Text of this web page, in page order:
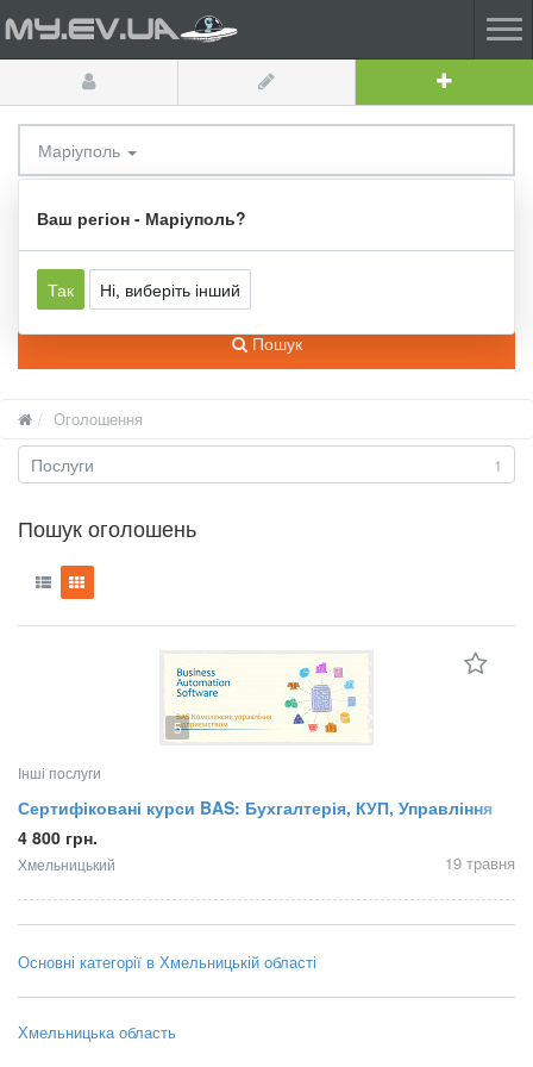
Маріуполь
Ваш регіон - Маріуполь?
Так Ні, виберіть інший
Усі категорії
Пошук
Оголошення
1
Послуги
Пошук оголошень
5
Інші послуги
Сертифіковані курси BAS: Бухгалтерія, КУП, Управління
торгівлею
4 800 грн.
Хмельницький 19 травня
Основні категорії в Хмельницькій області
Хмельницька область